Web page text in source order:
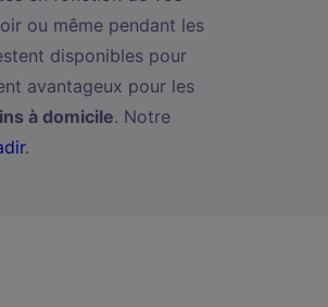
ou même pendant les
disponibles pour
avantageux pour les
à domicile. Notre
.